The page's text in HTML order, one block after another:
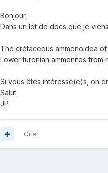
Bonjour,
Dans un lot de docs que je
The crétaceous ammonoidea of
Lower turonian ammonites from
Si vous êtes intéressé(e)s, on
Salut
JP
Citer